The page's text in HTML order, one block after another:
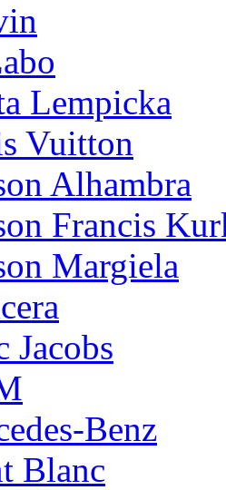
Lempicka
Vuitton
Alhambra
Francis
Margiela
Jacobs
Benz
Blanc